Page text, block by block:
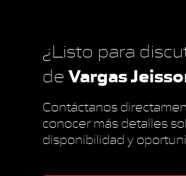
¿Listo para
de Vargas
Contáctanos
conocer más detalles
disponibilidad y